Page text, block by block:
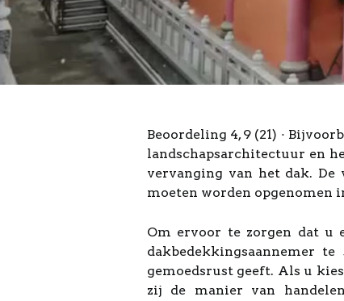
Beoordeling 4, 9 (21) ·
landschapsarchitectuur en
vervanging van het dak.
moeten worden opgenomen
Om ervoor te zorgen dat u
dakbedekkingsaannemer
gemoedsrust geeft. Als u
zij de manier van